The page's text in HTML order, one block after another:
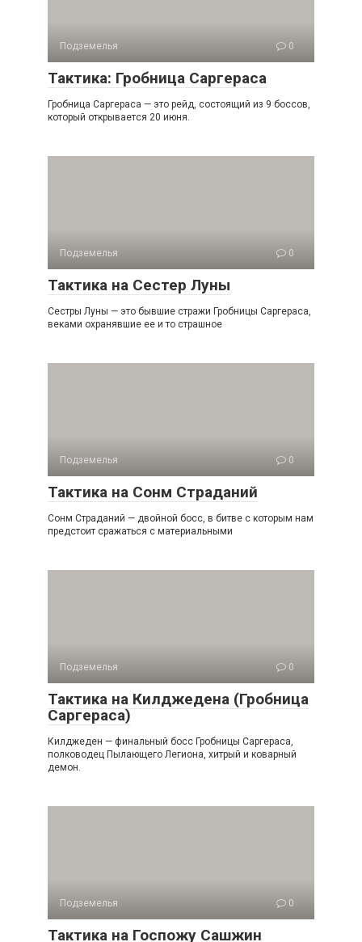
Подземелья 0
Тактика: Гробница Саргераса
Гробница Саргераса — это рейд, состоящий из 9 боссов,
который открывается 20 июня.
Подземелья 0
Тактика на Сестер Луны
Сестры Луны — это бывшие стражи Гробницы Саргераса,
веками охранявшие ее и то страшное
Подземелья 0
Тактика на Сонм Страданий
Сонм Страданий — двойной босс, в битве с которым нам
предстоит сражаться с материальными
Подземелья 0
Тактика на Килджедена (Гробница
Саргераса)
Килджеден — финальный босс Гробницы Саргераса,
полководец Пылающего Легиона, хитрый и коварный
демон.
Подземелья 0
Тактика на Госпожу Сашжин